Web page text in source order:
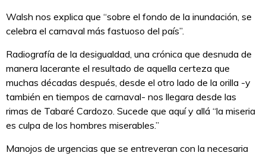
Walsh nos explica que “sobre el fondo de la inundación, se
celebra el carnaval más fastuoso del país”.
Radiografía de la desigualdad, una crónica que desnuda de
manera lacerante el resultado de aquella certeza que
muchas décadas después, desde el otro lado de la orilla -y
también en tiempos de carnaval- nos llegara desde las
rimas de Tabaré Cardozo. Sucede que aquí y allá “la miseria
es culpa de los hombres miserables.”
Manojos de urgencias que se entreveran con la necesaria